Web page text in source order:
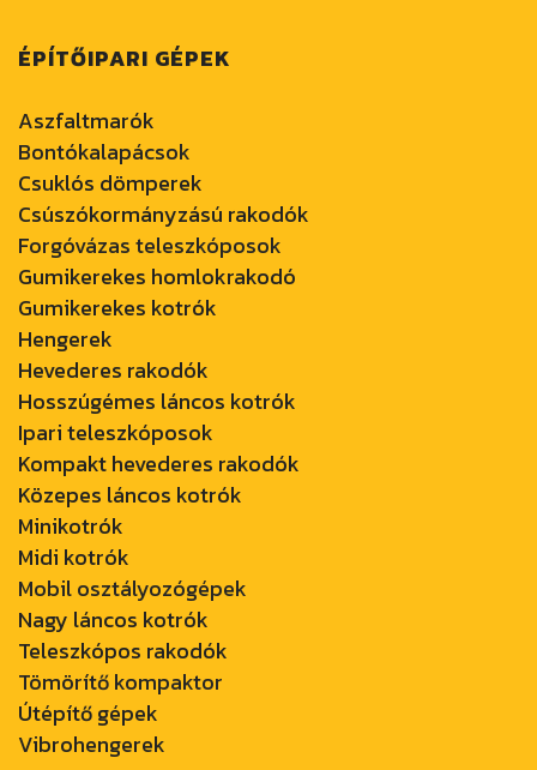
ÉPÍTŐIPARI GÉPEK
Aszfaltmarók
Bontókalapácsok
Csuklós dömperek
Csúszókormányzású rakodók
Forgóvázas teleszkóposok
Gumikerekes homlokrakodó
Gumikerekes kotrók
Hengerek
Hevederes rakodók
Hosszúgémes láncos kotrók
Ipari teleszkóposok
Kompakt hevederes rakodók
Közepes láncos kotrók
Minikotrók
Midi kotrók
Mobil osztályozógépek
Nagy láncos kotrók
Teleszkópos rakodók
Tömörítő kompaktor
Útépítő gépek
Vibrohengerek